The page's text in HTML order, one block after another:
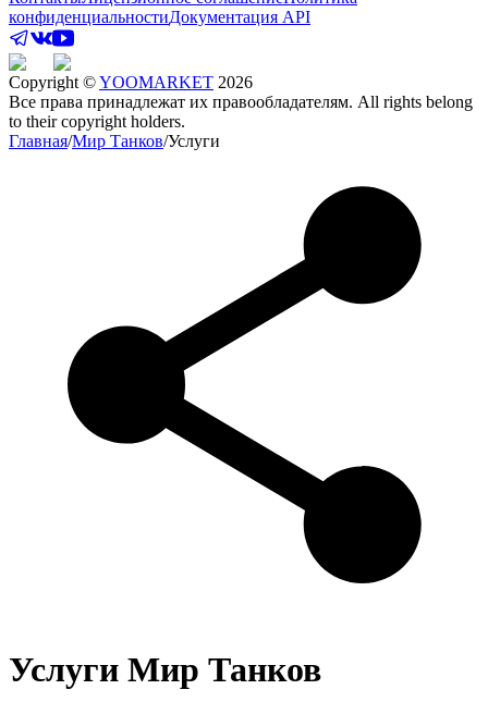
конфиденциальностиДокументация API
Copyright ©YOOMARKET 2026
Все права принадлежат их правообладателям. All rights belong
to their copyright holders.
Главная/Мир Танков/Услуги
Услуги Мир Танков